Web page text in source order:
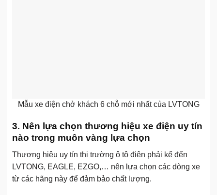
Mẫu xe điện chở khách 6 chỗ mới nhất của LVTONG
3. Nên lựa chọn thương hiệu xe điện uy tín
nào trong muôn vàng lựa chọn
Thương hiệu uy tín thị trường ô tô điện phải kể đến
LVTONG, EAGLE, EZGO,… nên lựa chọn các dòng xe
từ các hãng này để đảm bảo chất lượng.